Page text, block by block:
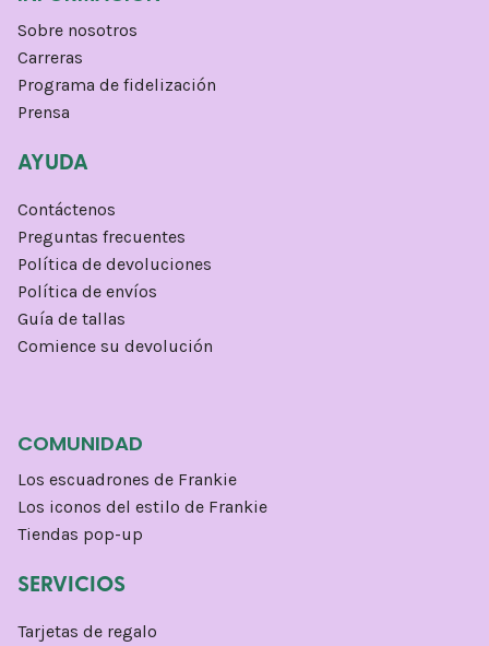
Sobre nosotros
Carreras
Programa de fidelización
Prensa
AYUDA
Contáctenos
Preguntas frecuentes
Política de devoluciones
Política de envíos
Guía de tallas
Comience su devolución
COMUNIDAD
Los escuadrones de Frankie
Los iconos del estilo de Frankie
Tiendas pop-up
SERVICIOS
Tarjetas de regalo